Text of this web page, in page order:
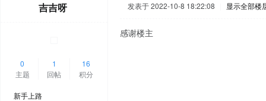
吉吉呀
0
主题
1
回帖
16
积分
新手上路
发表于 2022-10-8 18:22:08 显示全部楼
感谢楼主